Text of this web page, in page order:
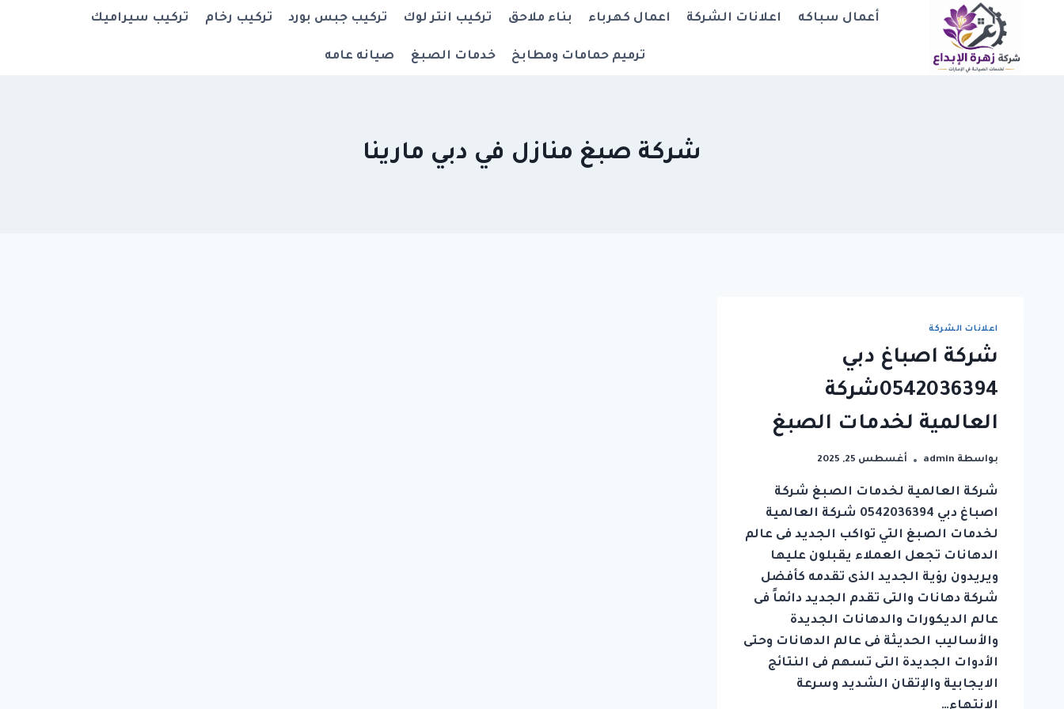
المحتوى
أعمال سباكه اعلانات الشركة اعمال كهرباء بناء ملاحق تركيب انتر لوك تركيب جبس بورد تركيب رخام تركيب سيراميك
ترميم حمامات ومطابخ خدمات الصبغ صيانه عامه
شركة صبغ منازل في دبي مارينا
اعلانات الشركة
شركة اصباغ دبي
0542036394شركة
العالمية لخدمات الصبغ
بواسطة admin أغسطس 25, 2025
شركة العالمية لخدمات الصبغ شركة
اصباغ دبي 0542036394 شركة العالمية
لخدمات الصبغ التي تواكب الجديد فى عالم
الدهانات تجعل العملاء يقبلون عليها
ويريدون رؤية الجديد الذى تقدمه كأفضل
شركة دهانات والتى تقدم الجديد دائماً فى
عالم الديكورات والدهانات الجديدة
والأساليب الحديثة فى عالم الدهانات وحتى
الأدوات الجديدة التى تسهم فى النتائج
الايجابية والإتقان الشديد وسرعة